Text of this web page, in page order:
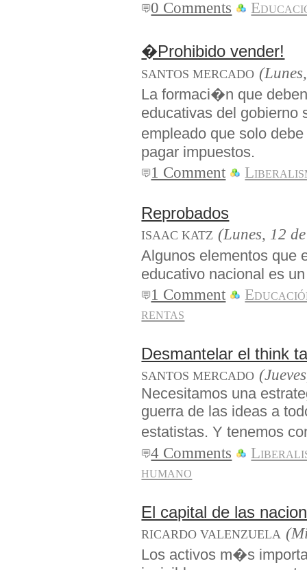
0 Comments
�Prohibido vender!
SANTOS MERCADO
La formaci�n que
educativas del gobierno
empleado que solo
pagar impuestos.
1 Comment
Reprobados
ISAAC KATZ (Lunes, 12
Algunos elementos que
educativo nacional es
1 Comment
rentas
Desmantelar el think
SANTOS MERCADO
Necesitamos una
guerra de las ideas a
estatistas. Y tenemos
4 Comments
humano
El capital de las
RICARDO VALENZUELA
Los activos m�s